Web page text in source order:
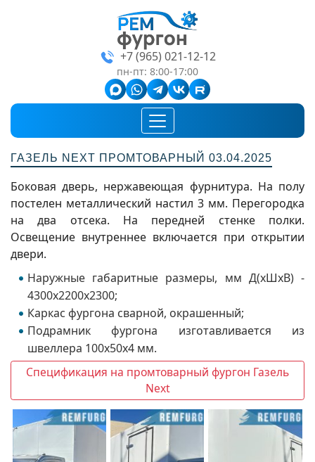
+7 (965) 021-12-12
пн-пт: 8:00-17:00
ГАЗЕЛЬ NEXT ПРОМТОВАРНЫЙ 03.04.2025
Боковая дверь, нержавеющая фурнитура. На полу
постелен металлический настил 3 мм. Перегородка
на два отсека. На передней стенке полки.
Освещение внутреннее включается при открытии
двери.
Наружные габаритные размеры, мм Д(хШхВ) -
4300х2200х2300;
Каркас фургона сварной, окрашенный;
Подрамник фургона изготавливается из
швеллера 100х50х4 мм.
Спецификация на промтоварный фургон Газель
Next